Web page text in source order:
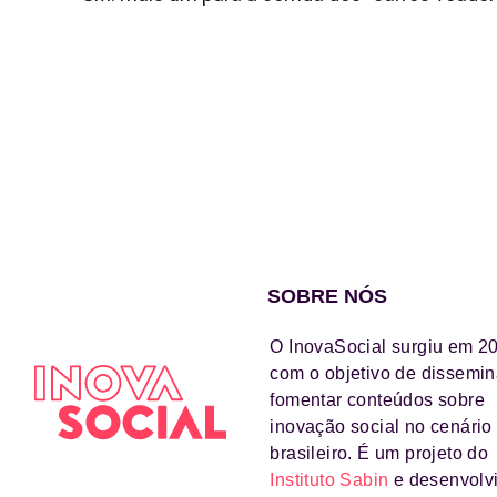
SOBRE NÓS
O InovaSocial surgiu em
com o objetivo de
fomentar conteúdos sobre
inovação social no cenário
brasileiro. É um projeto do
Instituto Sabin e